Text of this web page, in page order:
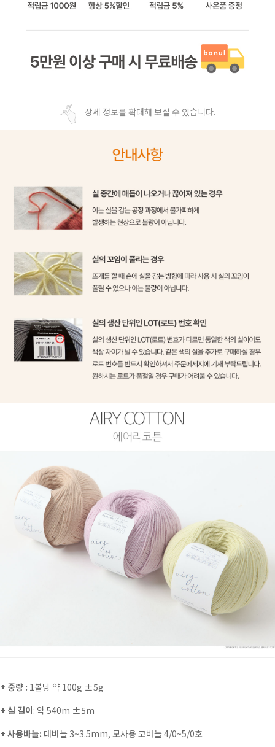
상세 정보를 확대해 보실 수 있습니다.
+ 중량 : 1볼당 약 100g ±5g
+ 실 길이: 약 540m ±5m
+ 사용바늘: 대바늘 3~3.5mm, 모사용 코바늘 4/0~5/0호